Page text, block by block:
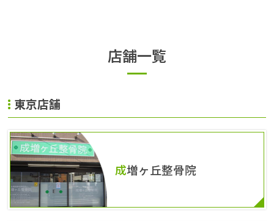
店舗一覧
東京店舗
成増ヶ丘整骨院